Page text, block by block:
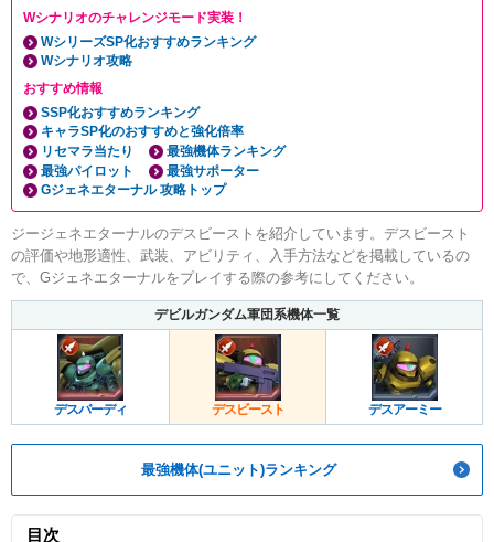
Wシナリオのチャレンジモード実装！
WシリーズSP化おすすめランキング
Wシナリオ攻略
おすすめ情報
SSP化おすすめランキング
キャラSP化のおすすめと強化倍率
リセマラ当たり
最強機体ランキング
最強パイロット
最強サポーター
Gジェネエターナル 攻略トップ
ジージェネエターナルのデスビーストを紹介しています。デスビースト
の評価や地形適性、武装、アビリティ、入手方法などを掲載しているの
で、Gジェネエターナルをプレイする際の参考にしてください。
デビルガンダム軍団系機体一覧
デスバーディ デスビースト デスアーミー
最強機体(ユニット)ランキング
目次